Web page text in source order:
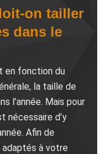
on tailler
dans le
en fonction du
la taille de
l’année. Mais pour
nécessaire d’y
Afin de
à votre